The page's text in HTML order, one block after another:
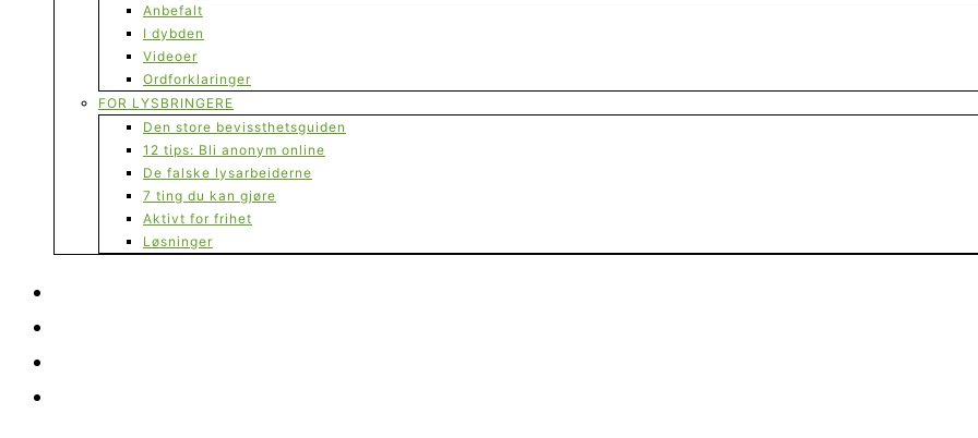
Anbefalt
I dybden
Videoer
Ordforklaringer
FOR LYSBRINGERE
Den store bevissthetsguiden
12 tips: Bli anonym online
De falske lysarbeiderne
7 ting du kan gjøre
Aktivt for frihet
Løsninger